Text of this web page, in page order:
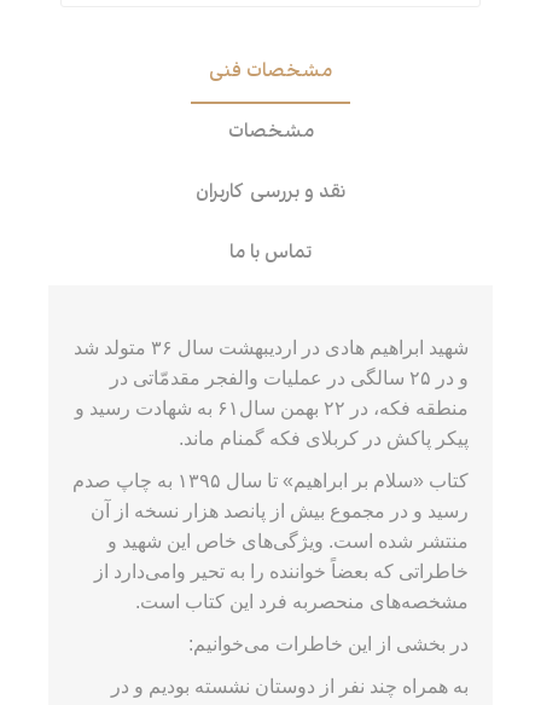
مشخصات فنی
مشخصات
نقد و بررسی کاربران
تماس با ما
شهید ابراهیم هادی در اردیبهشت سال ۳۶ متولد شد
و در ۲۵ سالگی در عملیات والفجر مقدمّاتی در
منطقه فکه، در ۲۲ بهمن سال۶۱ به شهادت رسید و
پیکر پاکش در کربلای فکه گمنام ماند.
کتاب «سلام بر ابراهیم» تا سال ۱۳۹۵ به چاپ صدم
رسید و در مجموع بیش از پانصد هزار نسخه از آن
منتشر شده است. ویژگی‌های خاص این شهید و
خاطراتی که بعضاً خواننده را به تحیر وامی‌دارد از
مشخصه‌های منحصربه فرد این کتاب است.
در بخشی از این خاطرات می‌خوانیم:
به همراه چند نفر از دوستان نشسته بودیم و در